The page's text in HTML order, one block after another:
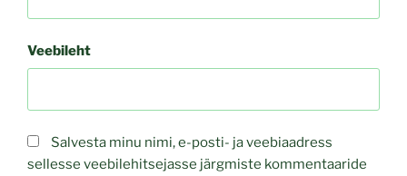
Veebileht
Salvesta minu nimi, e-posti- ja veebiaadress
sellesse veebilehitsejasse järgmiste kommentaaride